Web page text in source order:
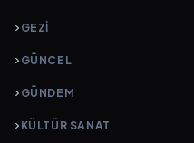
GEZI
GÜNCEL
GÜNDEM
KÜLTÜR SANAT